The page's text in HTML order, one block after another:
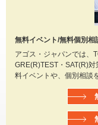
無料イベント/無料個別相
アゴス・ジャパンでは、
GRE(R)TEST・SAT(R)
料イベントや、個別相談